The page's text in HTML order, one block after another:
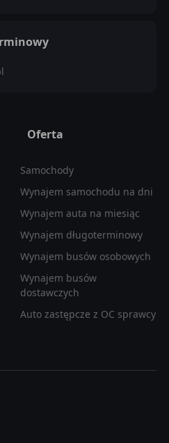
Oferta
Samochody
Wynajem samochodu na dni
Wynajem auta na miesiąc
Wynajem długoterminowy
Wynajem busów osobowych
Wynajem busów
dostawczych
Auto zastępcze z OC sprawcy